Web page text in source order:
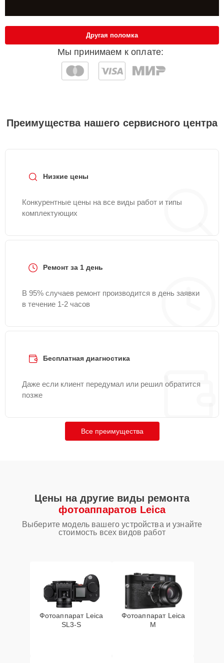
Мы принимаем к оплате:
Другая поломка
Преимущества нашего сервисного центра
Низкие цены
Конкурентные цены на все виды работ и типы
комплектующих
Ремонт за 1 день
В 95% случаев ремонт производится в день заявки
в течение 1-2 часов
Бесплатная диагностика
Даже если клиент передумал или решил обратится
позже
Все преимущества
Цены на другие виды ремонта
фотоаппаратов Leica
Выберите модель вашего устройства и узнайте
стоимость всех видов работ
Фотоаппарат Leica
SL3‑S
Фотоаппарат Leica
M